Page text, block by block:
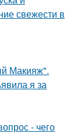
свежести в
Макияж".
я за
- чего